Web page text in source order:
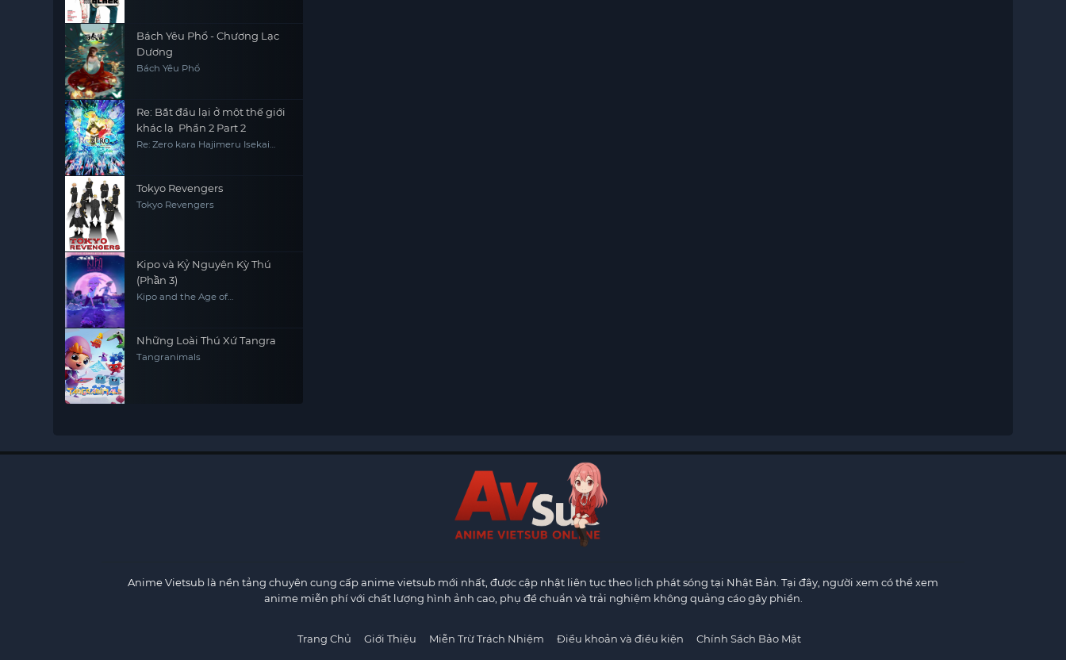
Bách Yêu Phổ - Chương Lạc
Dương
Bách Yêu Phổ
Re: Bắt đầu lại ở một thế giới
khác lạ Phần 2 Part 2
Re: Zero kara Hajimeru Isekai
Tokyo Revengers
Tokyo Revengers
Kipo và Kỷ Nguyên Kỳ Thú
(Phần 3)
Kipo and the Age of
Những Loài Thú Xứ Tangra
Tangranimals
Anime Vietsub là nền tảng chuyên cung cấp anime vietsub mới nhất, được cập nhật liên tục theo lịch phát sóng tại Nhật Bản. Tại đây, người xem có thể xem
anime miễn phí với chất lượng hình ảnh cao, phụ đề chuẩn và trải nghiệm không quảng cáo gây phiền.
Trang Chủ Giới Thiệu Miễn Trừ Trách Nhiệm Điều khoản và điều kiện Chính Sách Bảo Mật